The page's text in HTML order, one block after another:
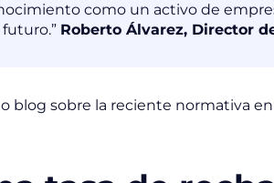
como un activo de
Roberto Álvarez, Director
blog sobre la reciente normativa en